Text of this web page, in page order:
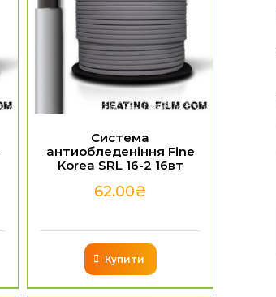
Система
антиобледеніння Fine
Korea SRL 16-2 16вт
62.00₴
Купити